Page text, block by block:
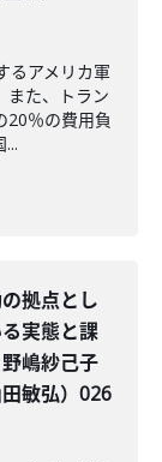
るアメリカ軍
また、トラン
20％の費用負
拠点とし
実態と課
嶋紗己子
敏弘）026